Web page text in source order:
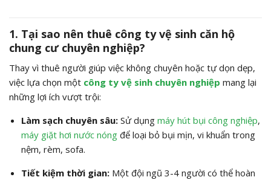
1. Tại sao nên thuê công ty vệ sinh căn hộ
chung cư chuyên nghiệp?
Thay vì thuê người giúp việc không chuyên hoặc tự dọn dẹp,
việc lựa chọn một công ty vệ sinh chuyên nghiệp mang lại
những lợi ích vượt trội:
Làm sạch chuyên sâu:Sử dụng máy hút bụi công nghiệp,
máy giặt hơi nước nóngđể loại bỏ bụi mịn, vi khuẩn trong
nệm, rèm, sofa.
Tiết kiệm thời gian:Một đội ngũ 3-4 người có thể hoàn